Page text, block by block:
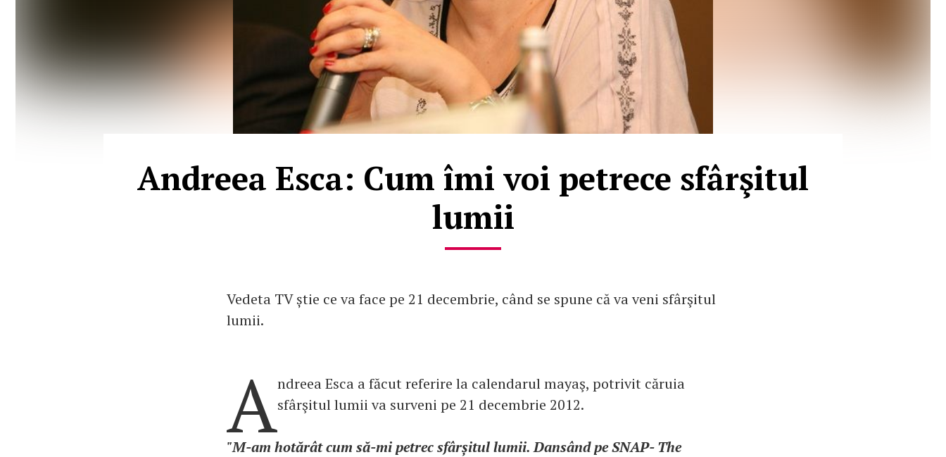
Andreea Esca: Cum îmi voi petrece sfârşitul
lumii
Vedeta TV știe ce va face pe 21 decembrie, când se spune că va veni sfârşitul
lumii.
Andreea Esca a făcut referire la calendarul mayaş, potrivit căruia
sfârşitul lumii va surveni pe 21 decembrie 2012.
"M-am hotărât cum să-mi petrec sfârșitul lumii. Dansând pe SNAP- The